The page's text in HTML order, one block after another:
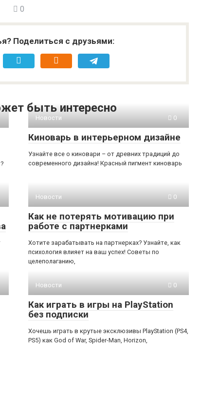
0
Поделиться с друзьями:
быть интересно
Новости 0
Киноварь в интерьерном дизайне
Узнайте все о киновари – от древних традиций до
современного дизайна! Красный пигмент киноварь
Новости 0
Как не потерять мотивацию при
работе с партнерками
Хотите зарабатывать на партнерках? Узнайте, как
психология влияет на ваш успех! Советы по
целеполаганию,
Новости 0
Как играть в игры на PlayStation
без подписки
Хочешь играть в крутые эксклюзивы PlayStation (PS4,
PS5) как God of War, Spider-Man, Horizon,